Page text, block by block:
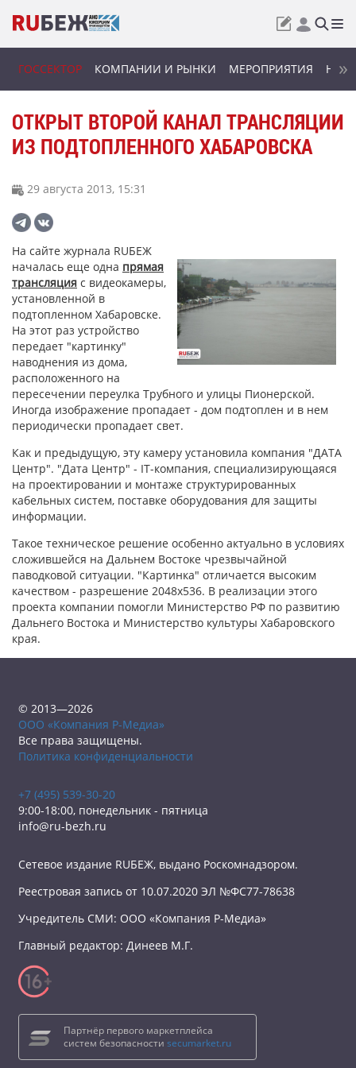
ГОССЕКТОР КОМПАНИИ И РЫНКИ МЕРОПРИЯТИЯ
ОТКРЫТ ВТОРОЙ КАНАЛ ТРАНСЛЯЦИИ
ИЗ ПОДТОПЛЕННОГО ХАБАРОВСКА
29 августа 2013, 15:31
На сайте журнала RUБЕЖ
началась еще одна прямая
трансляция с видеокамеры,
установленной в
подтопленном Хабаровске.
На этот раз устройство
передает "картинку"
наводнения из дома,
расположенного на
пересечении переулка Трубного и улицы Пионерской.
Иногда изображение пропадает - дом подтоплен и в нем
периодически пропадает свет.
Как и предыдущую, эту камеру установила компания "ДАТА
Центр". "Дата Центр" - IT-компания, специализирующаяся
на проектировании и монтаже структурированных
кабельных систем, поставке оборудования для защиты
информации.
Такое техническое решение особенно актуально в условиях
сложившейся на Дальнем Востоке чрезвычайной
паводковой ситуации. "Картинка" отличается высоким
качеством - разрешение 2048х536. В реализации этого
проекта компании помогли Министерство РФ по развитию
Дальнего Востока и Министерство культуры Хабаровского
края.
© 2013—2026
ООО «Компания Р-Медиа»
Все права защищены.
Политика конфиденциальности
+7 (495) 539-30-20
9:00-18:00, понедельник - пятница
info@ru-bezh.ru
Сетевое издание RUБЕЖ, выдано Роскомнадзором.
Реестровая запись от 10.07.2020 ЭЛ №ФС77-78638
Учредитель СМИ: ООО «Компания Р-Медиа»
Главный редактор: Динеев М.Г.
Партнёр первого маркетплейса
систем безопасности secumarket.ru